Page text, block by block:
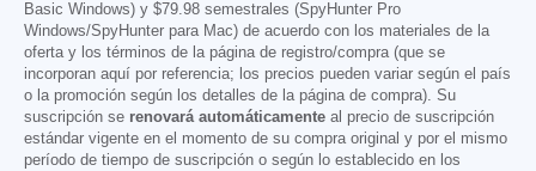
Basic Windows) y $79.98 semestrales (SpyHunter Pro
Windows/SpyHunter para Mac) de acuerdo con los materiales de la
oferta y los términos de la página de registro/compra (que se
incorporan aquí por referencia; los precios pueden variar según el país
o la promoción según los detalles de la página de compra). Su
suscripción se renovará automáticamente al precio de suscripción
estándar vigente en el momento de su compra original y por el mismo
período de tiempo de suscripción o según lo establecido en los